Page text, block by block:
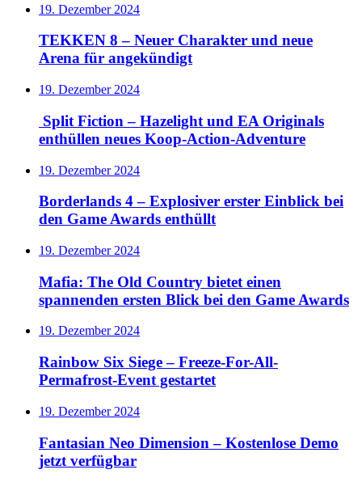
19. Dezember 2024
TEKKEN 8 – Neuer Charakter und neue
Arena für angekündigt
19. Dezember 2024
Split Fiction – Hazelight und EA Originals
enthüllen neues Koop-Action-Adventure
19. Dezember 2024
Borderlands 4 – Explosiver erster Einblick bei
den Game Awards enthüllt
19. Dezember 2024
Mafia: The Old Country bietet einen
spannenden ersten Blick bei den Game Awards
19. Dezember 2024
Rainbow Six Siege – Freeze-For-All-
Permafrost-Event gestartet
19. Dezember 2024
Fantasian Neo Dimension – Kostenlose Demo
jetzt verfügbar